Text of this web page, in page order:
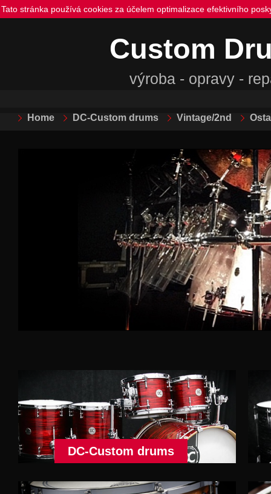
Tato stránka používá cookies za účelem optimalizace efektivního
Custom
výroba - opravy -
Home DC-Custom drums Vintage/2nd
DC-Custom drums